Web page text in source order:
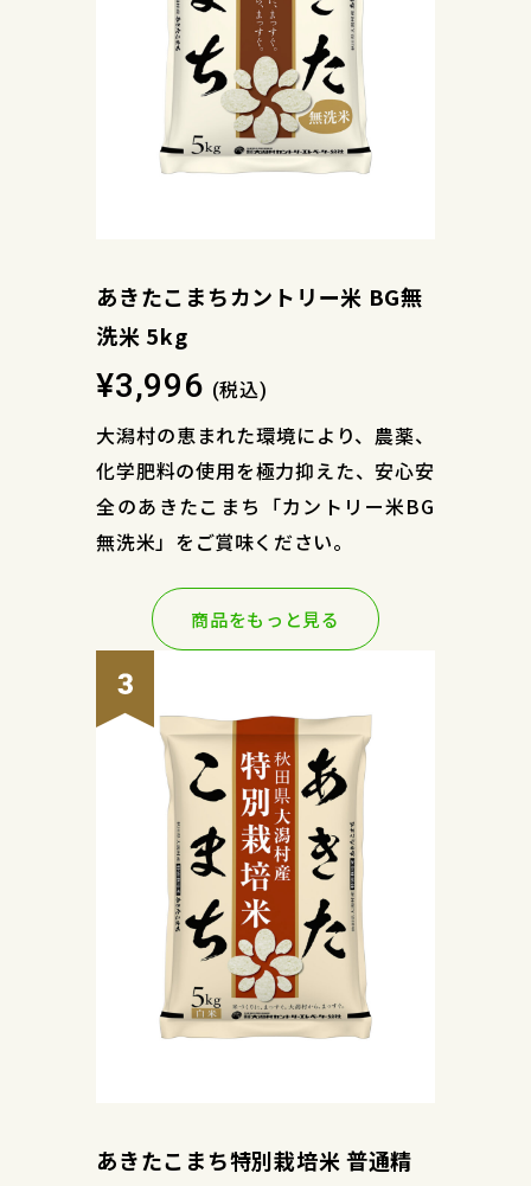
あきたこまちカントリー米 BG無
洗米 5kg
¥3,996 (税込)
大潟村の恵まれた環境により、農薬、
化学肥料の使用を極力抑えた、安心安
全のあきたこまち「カントリー米BG
無洗米」をご賞味ください。
商品をもっと見る
あきたこまち特別栽培米 普通精